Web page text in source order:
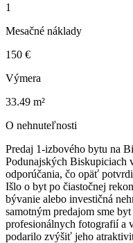
1
Mesačné náklady
150 €
Výmera
33.49 m²
O nehnuteľnosti
Predaj 1-izbového bytu na
Podunajských Biskupiciach
odporúčania, čo opäť
Išlo o byt po čiastočnej
bývanie alebo investičná
samotným predajom sme
profesionálnych fotografií a
podarilo zvýšiť jeho